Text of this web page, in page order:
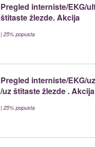
Pregled interniste/EKG/
štitaste žlezde. Akcija
| 25% popusta
Pregled interniste/EKG/
/uz štitaste žlezde . Akcija
| 25% popusta